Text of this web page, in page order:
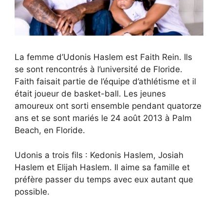
La femme d’Udonis Haslem est Faith Rein. Ils
se sont rencontrés à l’université de Floride.
Faith faisait partie de l’équipe d’athlétisme et il
était joueur de basket-ball. Les jeunes
amoureux ont sorti ensemble pendant quatorze
ans et se sont mariés le 24 août 2013 à Palm
Beach, en Floride.
Udonis a trois fils : Kedonis Haslem, Josiah
Haslem et Elijah Haslem. Il aime sa famille et
préfère passer du temps avec eux autant que
possible.